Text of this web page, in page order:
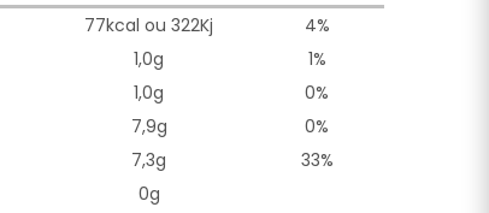
77kcal ou 322Kj
4%
1,0g
1%
1,0g
0%
7,9g
0%
7,3g
33%
0g